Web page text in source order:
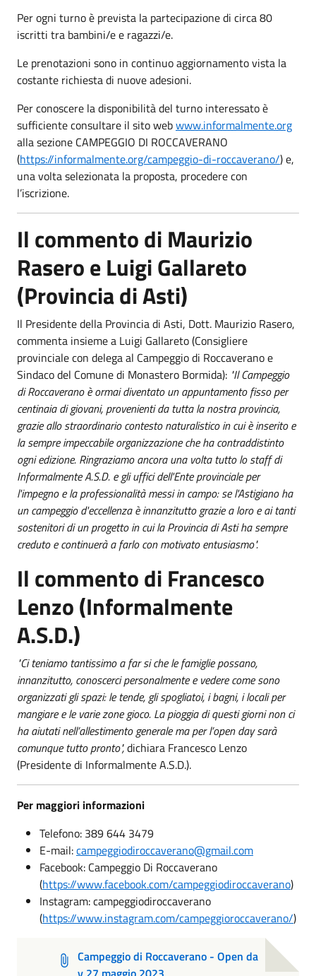
Per ogni turno è prevista la partecipazione di circa 80
iscritti tra bambini/e e ragazzi/e.
Le prenotazioni sono in continuo aggiornamento vista la
costante richiesta di nuove adesioni.
Per conoscere la disponibilità del turno interessato è
sufficiente consultare il sito webwww.informalmente.org
alla sezione CAMPEGGIO DI ROCCAVERANO
(https://informalmente.org/campeggio-di-roccaverano/) e,
una volta selezionata la proposta, procedere con
l’iscrizione.
Il commento di Maurizio
Rasero e Luigi Gallareto
(Provincia di Asti)
Il Presidente della Provincia di Asti, Dott. Maurizio Rasero,
commenta insieme a Luigi Gallareto (Consigliere
provinciale con delega al Campeggio di Roccaverano e
Sindaco del Comune di Monastero Bormida): "Il Campeggio
di Roccaverano è ormai diventato un appuntamento fisso per
centinaia di giovani, provenienti da tutta la nostra provincia,
grazie allo straordinario contesto naturalistico in cui è inserito e
la sempre impeccabile organizzazione che ha contraddistinto
ogni edizione. Ringraziamo ancora una volta tutto lo staff di
Informalmente A.S.D. e gli uffici dell'Ente provinciale per
l'impegno e la professionalità messi in campo: se l'Astigiano ha
un campeggio d'eccellenza è innanzitutto grazie a loro e ai tanti
sostenitori di un progetto in cui la Provincia di Asti ha sempre
creduto e continuerà a farlo con motivato entusiasmo".
Il commento di Francesco
Lenzo (Informalmente
A.S.D.)
"Ci teniamo tantissimo a far si che le famiglie possano,
innanzitutto, conoscerci personalmente e vedere come sono
organizzati gli spazi: le tende, gli spogliatoi, i bagni, i locali per
mangiare e le varie zone gioco. La pioggia di questi giorni non ci
ha aiutati nell’allestimento generale ma per l’open day sarà
comunque tutto pronto",dichiara Francesco Lenzo
(Presidente di Informalmente A.S.D.).
Per maggiori informazioni
Telefono: 389 644 3479
E-mail:campeggiodiroccaverano@gmail.com
Facebook: Campeggio Di Roccaverano
(https://www.facebook.com/campeggiodiroccaverano)
Instagram: campeggiodiroccaverano
(https://www.instagram.com/campeggioroccaverano/)
Campeggio di Roccaverano - Open da